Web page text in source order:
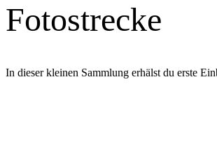
Fotostrecke
In dieser kleinen Sammlung erhälst du erste